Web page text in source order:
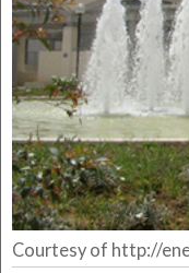
Courtesy of http://